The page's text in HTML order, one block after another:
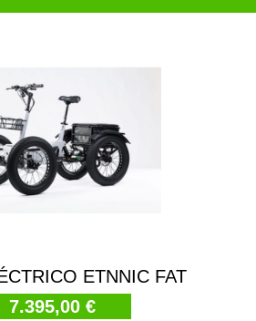
ETNNIC FAT
7.395,00 €